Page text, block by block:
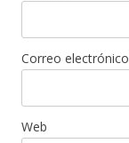
Correo electrónico
Web